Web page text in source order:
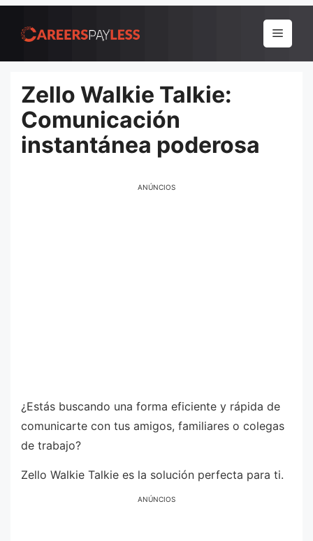
para
conteúdo
Menu
Zello Walkie Talkie:
Comunicación
instantánea poderosa
ANÚNCIOS
¿Estás buscando una forma eficiente y rápida de
comunicarte con tus amigos, familiares o colegas
de trabajo?
Zello Walkie Talkie es la solución perfecta para ti.
ANÚNCIOS